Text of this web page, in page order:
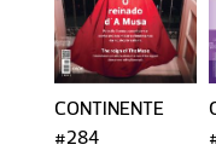
CONTINENTE
#284